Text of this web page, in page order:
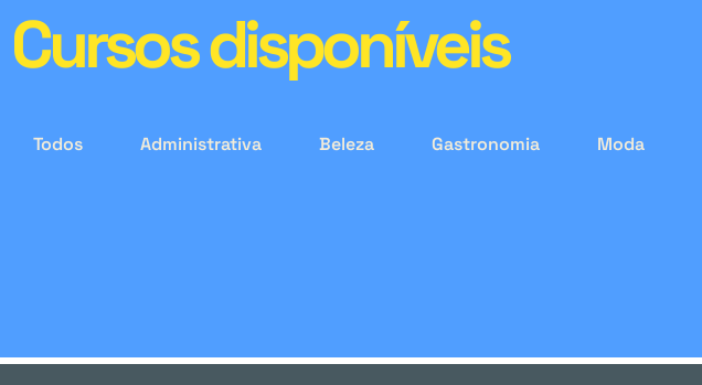
Cursos disponíveis
Todos Administrativa Beleza Gastronomia Moda